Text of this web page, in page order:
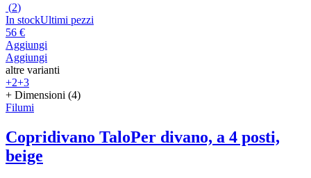
(2)
In stockUltimi pezzi
56 €
Aggiungi
Aggiungi
altre varianti
+2+3
+ Dimensioni (4)
Filumi
Copridivano TaloPer divano, a 4 posti,
beige